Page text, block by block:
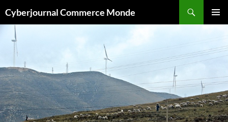
au
contenu
Cyberjournal Commerce Monde